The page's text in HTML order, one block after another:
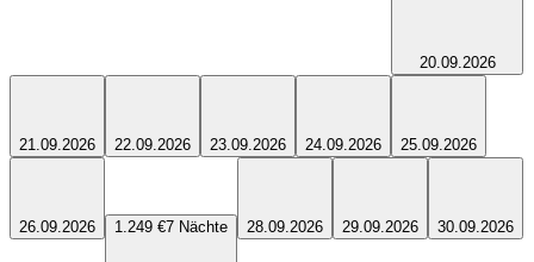
20.09.2026
21.09.2026 22.09.2026 23.09.2026 24.09.2026 25.09.2026
26.09.2026 1.249 €7 Nächte 28.09.2026 29.09.2026 30.09.2026